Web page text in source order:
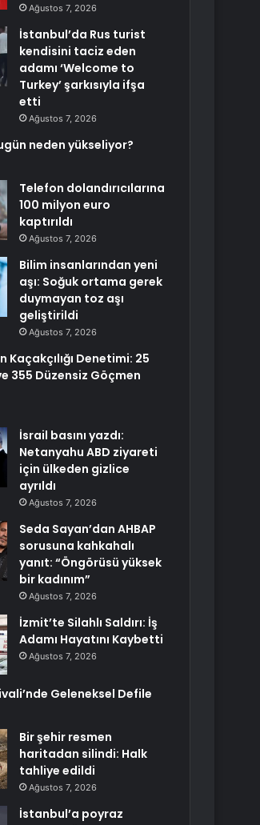
Ağustos 7, 2026
İstanbul’da Rus turist
kendisini taciz eden
adamı ‘Welcome to
Turkey’ şarkısıyla ifşa
etti
Ağustos 7, 2026
neden yükseliyor?
Telefon dolandırıcılarına
100 milyon euro
kaptırıldı
Ağustos 7, 2026
Bilim insanlarından yeni
aşı: Soğuk ortama gerek
duymayan toz aşı
geliştirildi
Ağustos 7, 2026
Kaçakçılığı Denetimi: 25
355 Düzensiz Göçmen
İsrail basını yazdı:
Netanyahu ABD ziyareti
için ülkeden gizlice
ayrıldı
Ağustos 7, 2026
Seda Sayan’dan AHBAP
sorusuna kahkahalı
yanıt: “Öngörüsü yüksek
bir kadınım”
Ağustos 7, 2026
İzmit’te Silahlı Saldırı: İş
Adamı Hayatını Kaybetti
Ağustos 7, 2026
Geleneksel Defile
Bir şehir resmen
haritadan silindi: Halk
tahliye edildi
Ağustos 7, 2026
İstanbul’a poyraz